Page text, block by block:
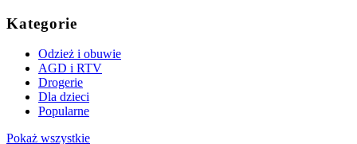
Kategorie
Odzież i obuwie
AGD i RTV
Drogerie
Dla dzieci
Popularne
Pokaż wszystkie